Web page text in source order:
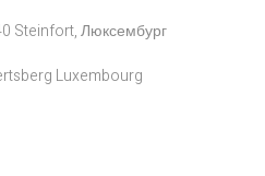
Steinfort, Люксембург
Luxembourg